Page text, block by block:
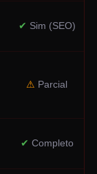
✔ Sim (SEO)
⚠ Parcial
✔ Completo